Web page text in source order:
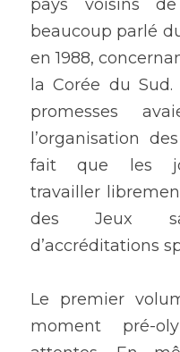
pays voisins
beaucoup parlé
en 1988,
la Corée du
promesses
l’organisation
fait que les
travailler
des Jeux
d’accréditations
Le premier
moment pré-